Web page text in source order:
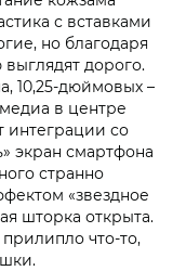
с вставками
но благодаря
дорого.
10,25-дюймовых –
в центре
интеграции со
экран смартфона
странно
«звездное
шторка открыта.
что-то,